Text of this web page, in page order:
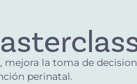
la toma de
perinatal.